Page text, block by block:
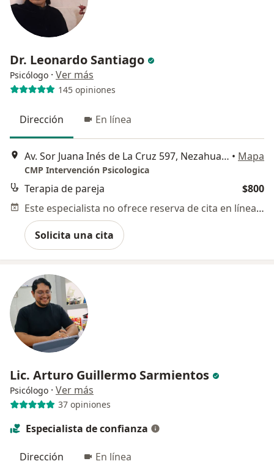
Dr. Leonardo Santiago
Psicólogo · Ver más
145 opiniones
Dirección En línea
Av. Sor Juana Inés de La Cruz 597, Nezahualcóyotl • Mapa
CMP Intervención Psicologica
Terapia de pareja
$800
Este especialista no ofrece reserva de cita en línea en esta dirección.
Solicita una cita
Lic. Arturo Guillermo Sarmientos
Psicólogo · Ver más
37 opiniones
Especialista de confianza
Dirección En línea